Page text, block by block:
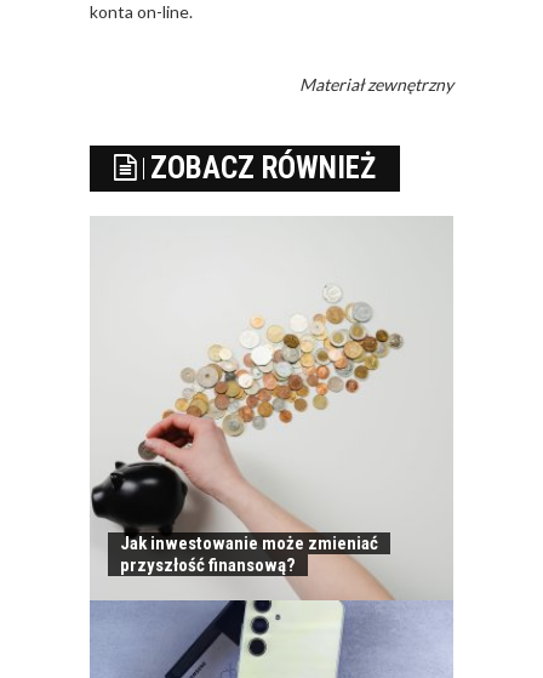
konta on-line.
Materiał zewnętrzny
ZOBACZ RÓWNIEŻ
Jak inwestowanie może zmieniać
przyszłość finansową?